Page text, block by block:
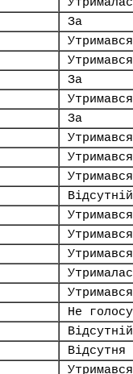
За
Утримався
Утримався
За
Утримався
За
Утримався
Утримався
Утримався
Відсутній
Утримався
Утримався
Утримався
Утримався
Не
Відсутній
Відсутня
Утримався